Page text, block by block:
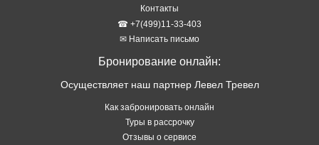
Контакты
☎ +7(499)11-33-403
✉ Написать письмо
Бронирование онлайн:
Осуществляет наш партнер Левел Тревел
Как забронировать онлайн
Туры в рассрочку
Отзывы о сервисе